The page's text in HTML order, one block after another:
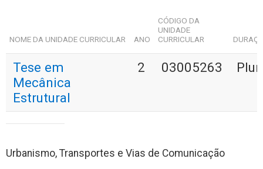
NOME DA UNIDADE CURRICULAR ANO
CÓDIGO DA
UNIDADE
CURRICULAR
Tese em
Mecânica
Estrutural
2 03005263
Urbanismo, Transportes e Vias de Comunicação